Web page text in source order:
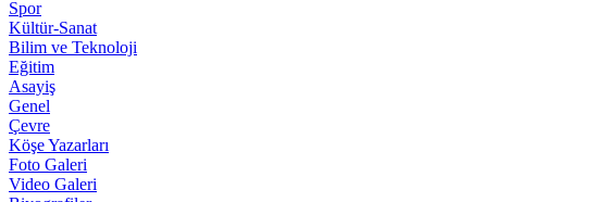
Spor
Kültür-Sanat
Bilim ve Teknoloji
Eğitim
Asayiş
Genel
Çevre
Köşe Yazarları
Foto Galeri
Video Galeri